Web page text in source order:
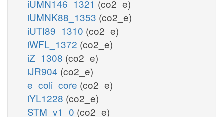
iUMN146_1321 (co2_e)
iUMNK88_1353 (co2_e)
iUTI89_1310 (co2_e)
iWFL_1372 (co2_e)
iZ_1308 (co2_e)
iJR904 (co2_e)
e_coli_core (co2_e)
iYL1228 (co2_e)
STM_v1_0 (co2_e)